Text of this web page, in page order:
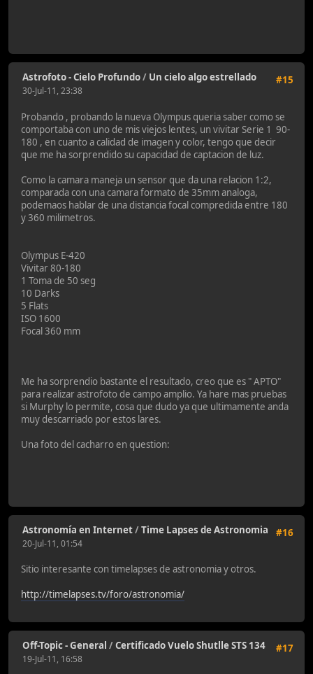
#15
Astrofoto - Cielo Profundo/ Un cielo algo estrellado
30-Jul-11, 23:38
Probando , probando la nueva Olympus queria saber como se
comportaba con uno de mis viejos lentes, un vivitar Serie 1 90-
180 , en cuanto a calidad de imagen y color, tengo que decir
que me ha sorprendido su capacidad de captacion de luz.
Como la camara maneja un sensor que da una relacion 1:2,
comparada con una camara formato de 35mm analoga,
podemaos hablar de una distancia focal compredida entre 180
y 360 milimetros.
Olympus E-420
Vivitar 80-180
1 Toma de 50 seg
10 Darks
5 Flats
ISO 1600
Focal 360 mm
Me ha sorprendio bastante el resultado, creo que es " APTO"
para realizar astrofoto de campo amplio. Ya hare mas pruebas
si Murphy lo permite, cosa que dudo ya que ultimamente anda
muy descarriado por estos lares.
Una foto del cacharro en question:
#16
Astronomía en Internet/Time Lapses de Astronomia
20-Jul-11, 01:54
Sitio interesante con timelapses de astronomia y otros.
http://timelapses.tv/foro/astronomia/
#17
Off-Topic - General /Certificado Vuelo Shutlle STS 134
19-Jul-11, 16:58